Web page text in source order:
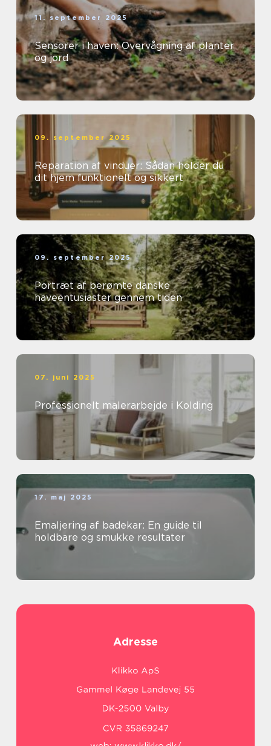
11. september 2025
Sensorer i haven: Overvågning af planter
og jord
09. september 2025
Reparation af vinduer: Sådan holder du
dit hjem funktionelt og sikkert
09. september 2025
Portræt af berømte danske
haveentusiaster gennem tiden
07. juni 2025
Professionelt malerarbejde i Kolding
17. maj 2025
Emaljering af badekar: En guide til
holdbare og smukke resultater
Adresse